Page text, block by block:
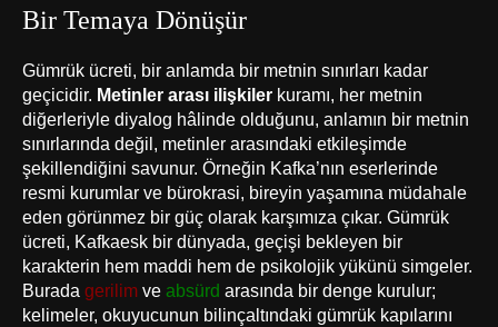
Bir Temaya Dönüşür
Gümrük ücreti, bir anlamda bir metnin sınırları kadar
geçicidir. Metinler arası ilişkiler kuramı, her metnin
diğerleriyle diyalog hâlinde olduğunu, anlamın bir metnin
sınırlarında değil, metinler arasındaki etkileşimde
şekillendiğini savunur. Örneğin Kafka’nın eserlerinde
resmi kurumlar ve bürokrasi, bireyin yaşamına müdahale
eden görünmez bir güç olarak karşımıza çıkar. Gümrük
ücreti, Kafkaesk bir dünyada, geçişi bekleyen bir
karakterin hem maddi hem de psikolojik yükünü simgeler.
Burada gerilim ve absürd arasında bir denge kurulur;
kelimeler, okuyucunun bilinçaltındaki gümrük kapılarını